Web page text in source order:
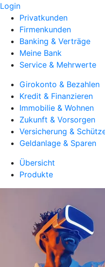
Login
Privatkunden
Firmenkunden
Banking & Verträge
Meine Bank
Service & Mehrwerte
Girokonto & Bezahlen
Kredit & Finanzieren
Immobilie & Wohnen
Zukunft & Vorsorgen
Versicherung &
Geldanlage & Sparen
Übersicht
Produkte